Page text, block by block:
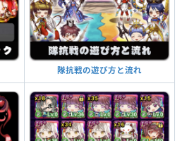
隊抗戦の遊び方と流れ